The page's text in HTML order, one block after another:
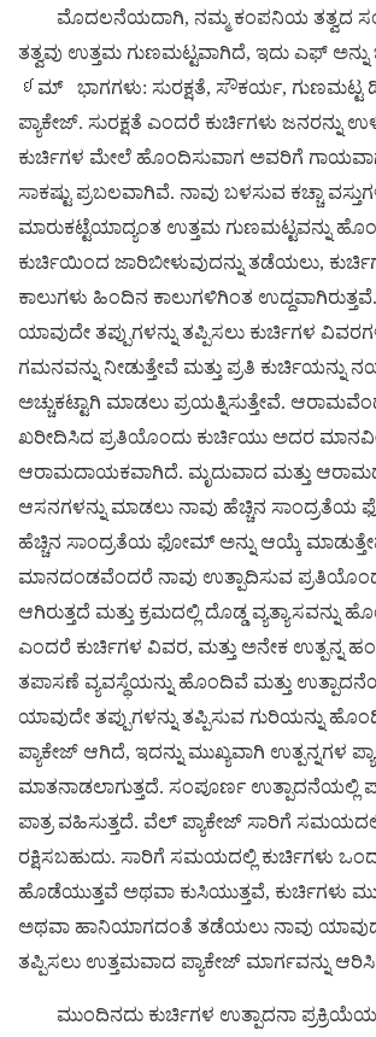
ಮೊದಲನೆಯದಾಗಿ, ನಮ್ಮ ಕಂಪನಿಯ ತತ್ವದ
ತತ್ವವು ಉತ್ತಮ ಗುಣಮಟ್ಟವಾಗಿದೆ, ಇದು ಎಫ್ ಅನ್ನು
ઇಮ್
ಭಾಗಗಳು: ಸುರಕ್ಷತೆ, ಸೌಕರ್ಯ, ಗುಣಮಟ್ಟ
ಪ್ಯಾಕೇಜ್. ಸುರಕ್ಷತೆ ಎಂದರೆ ಕುರ್ಚಿಗಳು ಜನರನ್ನು
ಕುರ್ಚಿಗಳ ಮೇಲೆ ಹೊಂದಿಸುವಾಗ ಅವರಿಗೆ
ಸಾಕಷ್ಟು ಪ್ರಬಲವಾಗಿವೆ. ನಾವು ಬಳಸುವ ಕಚ್ಚಾ
ಮಾರುಕಟ್ಟೆಯಾದ್ಯಂತ ಉತ್ತಮ ಗುಣಮಟ್ಟವನ್ನು
ಕುರ್ಚಿಯಿಂದ ಜಾರಿಬೀಳುವುದನ್ನು ತಡೆಯಲು,
ಕಾಲುಗಳು ಹಿಂದಿನ ಕಾಲುಗಳಿಗಿಂತ
ಯಾವುದೇ ತಪ್ಪುಗಳನ್ನು ತಪ್ಪಿಸಲು ಕುರ್ಚಿಗಳ
ಗಮನವನ್ನು ನೀಡುತ್ತೇವೆ ಮತ್ತು ಪ್ರತಿ ಕುರ್ಚಿಯನ್ನು
ಅಚ್ಚುಕಟ್ಟಾಗಿ ಮಾಡಲು ಪ್ರಯತ್ನಿಸುತ್ತೇವೆ.
ಖರೀದಿಸಿದ ಪ್ರತಿಯೊಂದು ಕುರ್ಚಿಯು ಅದರ
ಆರಾಮದಾಯಕವಾಗಿದೆ. ಮೃದುವಾದ ಮತ್ತು
ಆಸನಗಳನ್ನು ಮಾಡಲು ನಾವು ಹೆಚ್ಚಿನ
ಹೆಚ್ಚಿನ ಸಾಂದ್ರತೆಯ ಫೋಮ್ ಅನ್ನು ಆಯ್ಕೆ
ಮಾನದಂಡವೆಂದರೆ ನಾವು ಉತ್ಪಾದಿಸುವ
ಆಗಿರುತ್ತದೆ ಮತ್ತು ಕ್ರಮದಲ್ಲಿ ದೊಡ್ಡ ವ್ಯತ್ಯಾಸವನ್ನು
ಎಂದರೆ ಕುರ್ಚಿಗಳ ವಿವರ, ಮತ್ತು ಅನೇಕ ಉತ್ಪನ್ನ
ತಪಾಸಣೆ ವ್ಯವಸ್ಥೆಯನ್ನು ಹೊಂದಿವೆ ಮತ್ತು
ಯಾವುದೇ ತಪ್ಪುಗಳನ್ನು ತಪ್ಪಿಸುವ ಗುರಿಯನ್ನು
ಪ್ಯಾಕೇಜ್ ಆಗಿದೆ, ಇದನ್ನು ಮುಖ್ಯವಾಗಿ ಉತ್ಪನ್ನಗಳ
ಮಾತನಾಡಲಾಗುತ್ತದೆ. ಸಂಪೂರ್ಣ ಉತ್ಪಾದನೆಯಲ್ಲಿ
ಪಾತ್ರ ವಹಿಸುತ್ತದೆ. ವೆಲ್ ಪ್ಯಾಕೇಜ್ ಸಾರಿಗೆ
ರಕ್ಷಿಸಬಹುದು. ಸಾರಿಗೆ ಸಮಯದಲ್ಲಿ ಕುರ್ಚಿಗಳು
ಹೊಡೆಯುತ್ತವೆ ಅಥವಾ ಕುಸಿಯುತ್ತವೆ, ಕುರ್ಚಿಗಳು
ಅಥವಾ ಹಾನಿಯಾಗದಂತೆ ತಡೆಯಲು ನಾವು
ತಪ್ಪಿಸಲು ಉತ್ತಮವಾದ ಪ್ಯಾಕೇಜ್ ಮಾರ್ಗವನ್ನು
ಮುಂದಿನದು ಕುರ್ಚಿಗಳ ಉತ್ಪಾದನಾ